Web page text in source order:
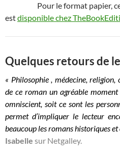
Pour le format papier,
estdisponible chez
Quelques retours de
« Philosophie , médecine,
de ce roman un agréable
omniscient, soit ce sont les
permet d’impliquer le lecteur
beaucoup les romans historiques et
Isabelle sur Netgalley.